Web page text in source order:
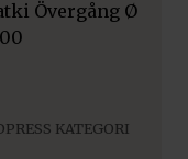
KATEGORI